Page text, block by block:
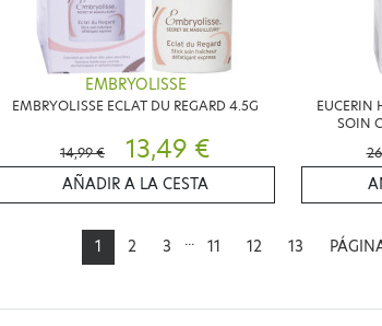
EMBRYOLISSE
EMBRYOLISSE ECLAT DU REGARD 4.5G
14,99 € 13,49 €
AÑADIR A LA CESTA
EUCERIN
SOIN
1 2 3 ... 11 12 13